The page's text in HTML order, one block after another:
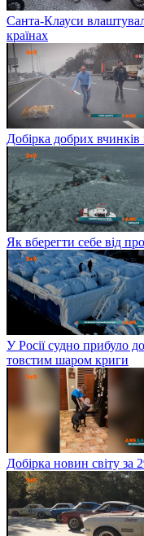
Санта-Клауси
країнах
Добірка добрих вчинків
Як вберегти себе від
У Росії судно прибуло
товстим шаром криги
Добірка новин світу за